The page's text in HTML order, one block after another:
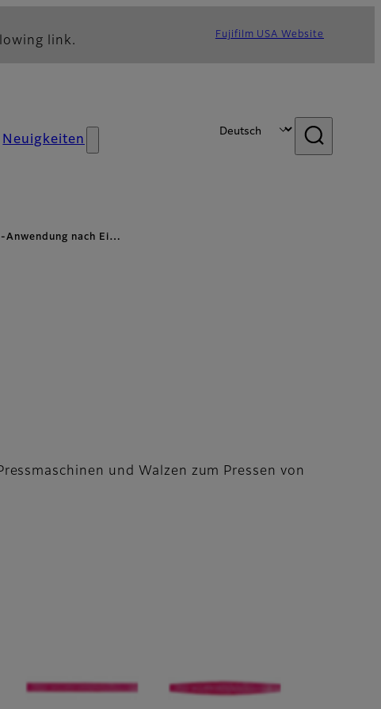
link. Fujifilm USA Website
Neuigkeiten
Anwendung nach Ei…
und Walzen zum Pressen von